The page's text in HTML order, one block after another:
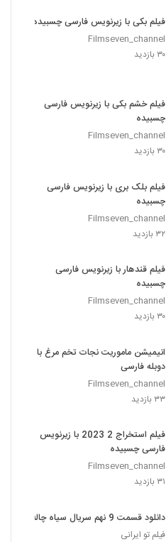
فیلم بکی با زیرنویس فارسی چسبیده
Filmseven_channel
۳۰ بازدید
فیلم خشم بکی با زیرنویس فارسی
چسبیده
Filmseven_channel
۳۰ بازدید
فیلم بلک بری با زیرنویس فارسی
چسبیده
Filmseven_channel
۳۲ بازدید
فیلم قندهار با زیرنویس فارسی
چسبیده
Filmseven_channel
۳۰ بازدید
انیمیشن ماموریت نجات تخم مرغ با
دوبله فارسی
Filmseven_channel
۳۳ بازدید
فیلم استخراج 2 2023 با زیرنویس
فارسی چسبیده
Filmseven_channel
۳۱ بازدید
دانلود قسمت 9 نهم سریال سیاه چاله
فیلم تو ایرانی